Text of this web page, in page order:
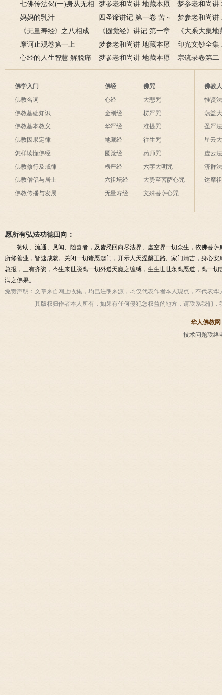
法时，法法何
本是幻，造诸恶业亦是
幻；身如聚沫心如风，幻
出无根无实性。
七佛传法偈(一)身从无相
中受生，喻如幻出诸形
像；幻人心识本来空，罪
福皆空无所住。
梦参老和尚讲 地藏本愿
经 3
梦参老和尚讲
经 6
妈妈的乳汁
四圣谛讲记 第一卷 苦～
轮回之苦
梦参老和尚讲
经 4
《无量寿经》之八相成
道(一)
《圆觉经》讲记 第一章
文殊菩萨章
《大乘大集地
经》序品第一
摩诃止观卷第一上
梦参老和尚讲 地藏本愿
经 10
印光文钞全集
法师文钞卷第
心经的人生智慧 解脱痛
苦的原理
梦参老和尚讲 地藏本愿
经 8
宗镜录卷第二
佛学入门
佛教名词
佛教基础知识
佛教基本教义
佛教因果定律
怎样读懂佛经
佛教修行及戒律
佛教僧侣与居士
佛教传播与发展
佛经
心经
金刚经
华严经
地藏经
圆觉经
楞严经
六祖坛经
无量寿经
佛咒
大悲咒
楞严咒
准提咒
往生咒
药师咒
六字大明咒
大势至菩萨心咒
文殊菩萨心咒
佛教
惟贤
蕅益
圣严
星云
虚云
济群
达摩
愿所有弘法功德回向：
赞助、流通、见闻、随喜者，及皆悉回向尽法界、虚空界一切众生，依佛菩
所修善业，皆速成就。关闭一切诸恶趣门，开示人天涅槃正路。家门清吉，身心
总报，三有齐资，今生来世脱离一切外道天魔之缠缚，生生世世永离恶道，离一
满之佛果。
免责声明： 文章来自网上收集，均已注明来源，均仅代表作者本人观点，不代表
其版权归作者本人所有，如果有任何侵犯您权益的地方，请联系我们，
华人佛教网
技术问题联络